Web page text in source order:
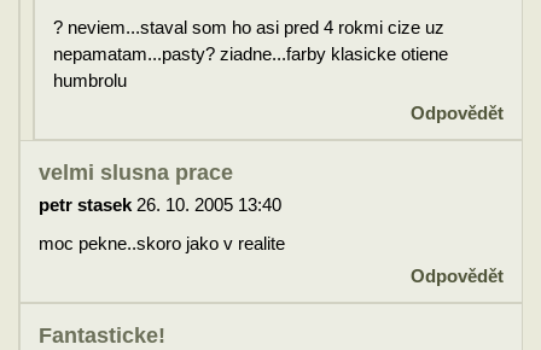
? neviem...staval som ho asi pred 4 rokmi cize uz
nepamatam...pasty? ziadne...farby klasicke otiene
humbrolu
Odpovědět
velmi slusna prace
petr stasek 26. 10. 2005 13:40
moc pekne..skoro jako v realite
Odpovědět
Fantasticke!